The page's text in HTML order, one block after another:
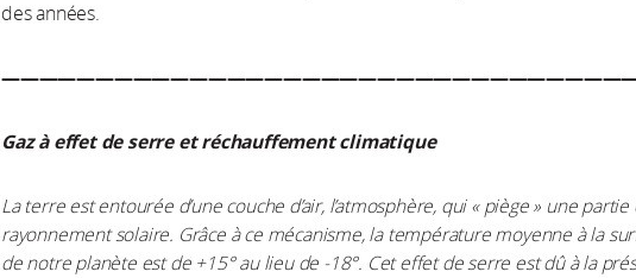
des années.
Gaz à effet de serre et réchauffement climatique
La terre est entourée d’une couche d’air, l’atmosphère, qui « piège » une partie
rayonnement solaire. Grâce à ce mécanisme, la température moyenne à la
de notre planète est de +15° au lieu de -18°. Cet effet de serre est dû à la